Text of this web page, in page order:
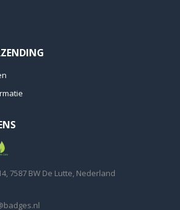
7587 BW De Lutte, Nederland